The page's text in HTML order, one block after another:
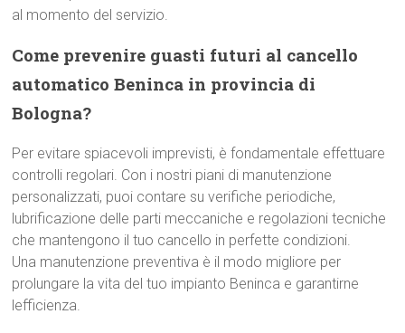
al momento del servizio.
Come prevenire guasti futuri al cancello
automatico Beninca in provincia di
Bologna?
Per evitare spiacevoli imprevisti, è fondamentale effettuare
controlli regolari. Con i nostri piani di manutenzione
personalizzati, puoi contare su verifiche periodiche,
lubrificazione delle parti meccaniche e regolazioni tecniche
che mantengono il tuo cancello in perfette condizioni.
Una manutenzione preventiva è il modo migliore per
prolungare la vita del tuo impianto Beninca e garantirne
lefficienza.